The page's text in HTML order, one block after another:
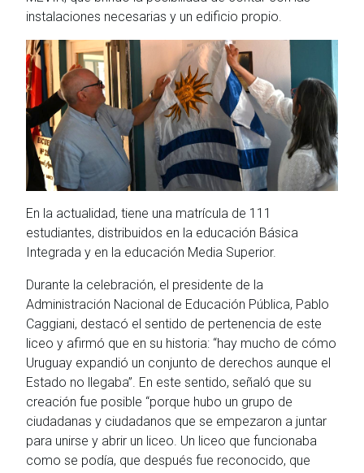
instalaciones necesarias y un edificio propio.
En la actualidad, tiene una matrícula de 111
estudiantes, distribuidos en la educación Básica
Integrada y en la educación Media Superior.
Durante la celebración, el presidente de la
Administración Nacional de Educación Pública, Pablo
Caggiani, destacó el sentido de pertenencia de este
liceo y afirmó que en su historia: “hay mucho de cómo
Uruguay expandió un conjunto de derechos aunque el
Estado no llegaba”. En este sentido, señaló que su
creación fue posible “porque hubo un grupo de
ciudadanas y ciudadanos que se empezaron a juntar
para unirse y abrir un liceo. Un liceo que funcionaba
como se podía, que después fue reconocido, que